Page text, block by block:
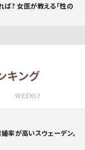
ば? 女医が教える「性の
キング
WEEKLY
率が高いスウェーデン。